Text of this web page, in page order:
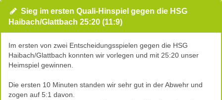
Sieg im ersten Quali-Hinspiel gegen die HSG
Haibach/Glattbach 25:20 (11:9)
Im ersten von zwei Entscheidungsspielen gegen die HSG
Haibach/Glattbach konnten wir vorlegen und mit 25:20 unser
Heimspiel gewinnen.
Die ersten 10 Minuten standen wir sehr gut in der Abwehr und
zogen auf 5:1 davon.